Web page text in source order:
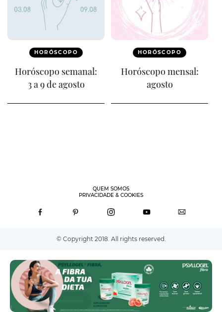
HORÓSCOPO
Horóscopo semanal:
3 a 9 de agosto
HORÓSCOPO
Horóscopo mensal:
agosto
QUEM SOMOS
PRIVACIDADE & COOKIES
© Copyright 2018. All rights reserved.